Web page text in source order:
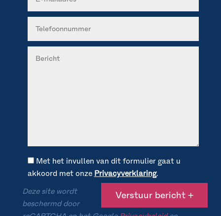
Met het invullen van dit formulier gaat u
akkoord met onze Privacyverklaring.
Deze site wordt
beschermd door